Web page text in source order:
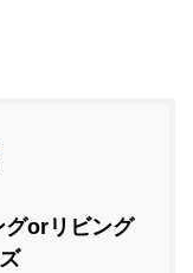
グorリビング